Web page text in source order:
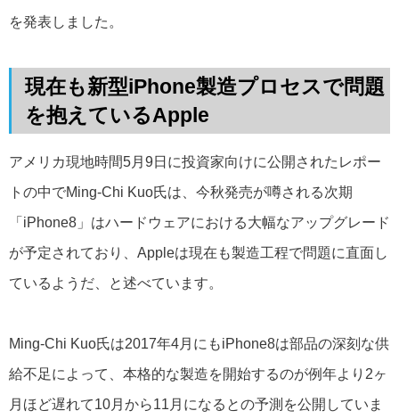
を発表しました。
現在も新型iPhone製造プロセスで問題
を抱えているApple
アメリカ現地時間5月9日に投資家向けに公開されたレポー
トの中でMing-Chi Kuo氏は、今秋発売が噂される次期
「iPhone8」はハードウェアにおける大幅なアップグレード
が予定されており、Appleは現在も製造工程で問題に直面し
ているようだ、と述べています。
Ming-Chi Kuo氏は2017年4月にもiPhone8は部品の深刻な供
給不足によって、本格的な製造を開始するのが例年より2ヶ
月ほど遅れて10月から11月になるとの予測を公開していま